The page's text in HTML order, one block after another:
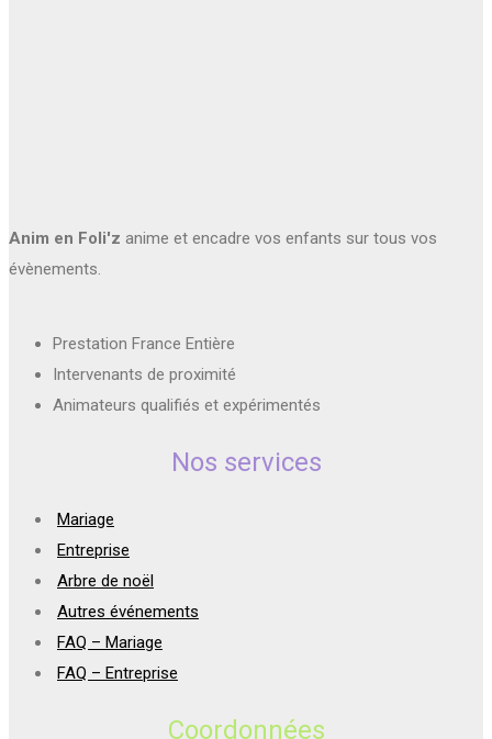
Anim en Foli'z anime et encadre vos enfants sur tous vos
évènements.
Prestation France Entière
Intervenants de proximité
Animateurs qualifiés et expérimentés
Nos services
Mariage
Entreprise
Arbre de noël
Autres événements
FAQ – Mariage
FAQ – Entreprise
Coordonnées